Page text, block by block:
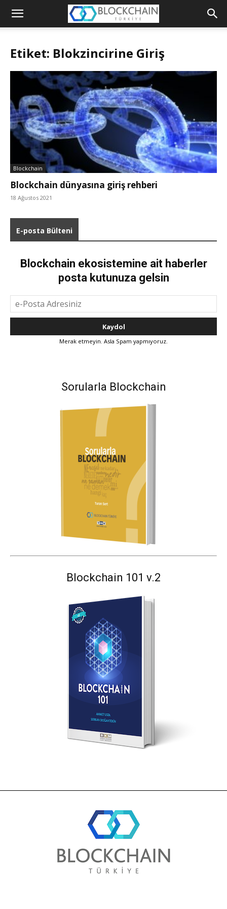
Blockchain
Etiket: Blokzincirine Giriş
Blockchain
Blockchain dünyasına giriş rehberi
18 Ağustos 2021
E-posta Bülteni
Blockchain ekosistemine ait haberler
posta kutunuza gelsin
Merak etmeyin. Asla Spam yapmıyoruz.
Sorularla Blockchain
Blockchain 101 v.2